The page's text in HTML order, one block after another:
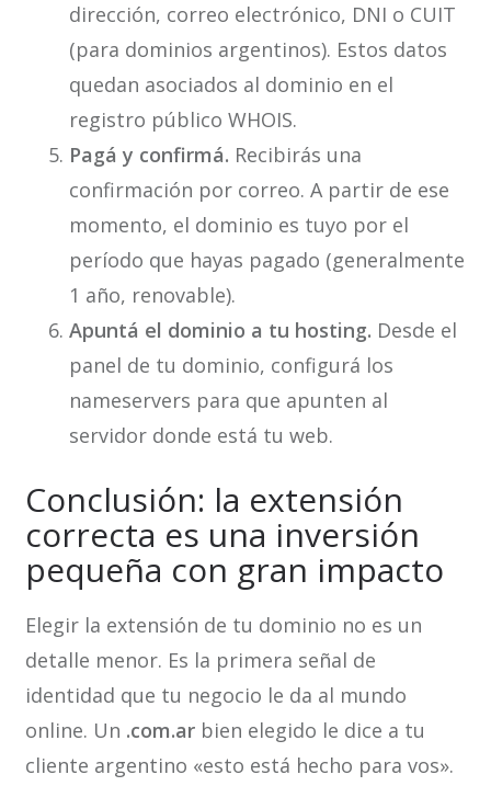
dirección, correo electrónico, DNI o CUIT
(para dominios argentinos). Estos datos
quedan asociados al dominio en el
registro público WHOIS.
Pagá y confirmá. Recibirás una
confirmación por correo. A partir de ese
momento, el dominio es tuyo por el
período que hayas pagado (generalmente
1 año, renovable).
Apuntá el dominio a tu hosting. Desde el
panel de tu dominio, configurá los
nameservers para que apunten al
servidor donde está tu web.
Conclusión: la extensión
correcta es una inversión
pequeña con gran impacto
Elegir la extensión de tu dominio no es un
detalle menor. Es la primera señal de
identidad que tu negocio le da al mundo
online. Un .com.arbien elegido le dice a tu
cliente argentino «esto está hecho para vos».